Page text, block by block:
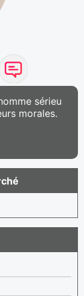
sérieu
morales.